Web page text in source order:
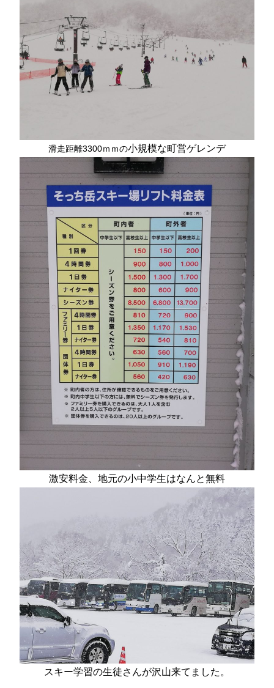
滑走距離3300ｍｍの小規模な町営ゲレンデ
激安料金、 地元の小中学生はなんと無料
スキー学習の生徒さんが沢山来てました。